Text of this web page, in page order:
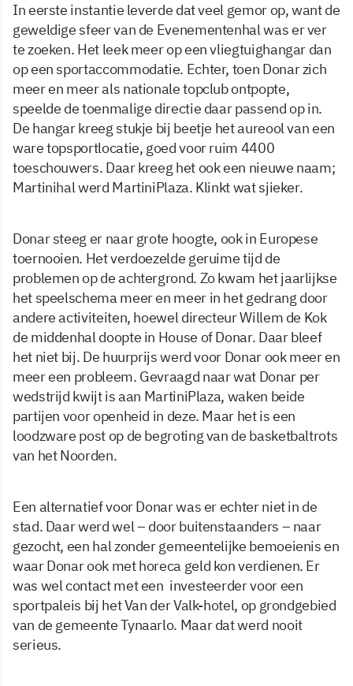
In eerste instantie leverde dat veel gemor op, want de
geweldige sfeer van de Evenementenhal was er ver
te zoeken. Het leek meer op een vliegtuighangar dan
op een sportaccommodatie. Echter, toen Donar zich
meer en meer als nationale topclub ontpopte,
speelde de toenmalige directie daar passend op in.
De hangar kreeg stukje bij beetje het aureool van een
ware topsportlocatie, goed voor ruim 4400
toeschouwers. Daar kreeg het ook een nieuwe naam;
Martinihal werd MartiniPlaza. Klinkt wat sjieker.
Donar steeg er naar grote hoogte, ook in Europese
toernooien. Het verdoezelde geruime tijd de
problemen op de achtergrond. Zo kwam het jaarlijkse
het speelschema meer en meer in het gedrang door
andere activiteiten, hoewel directeur Willem de Kok
de middenhal doopte in House of Donar. Daar bleef
het niet bij. De huurprijs werd voor Donar ook meer en
meer een probleem. Gevraagd naar wat Donar per
wedstrijd kwijt is aan MartiniPlaza, waken beide
partijen voor openheid in deze. Maar het is een
loodzware post op de begroting van de basketbaltrots
van het Noorden.
Een alternatief voor Donar was er echter niet in de
stad. Daar werd wel – door buitenstaanders – naar
gezocht, een hal zonder gemeentelijke bemoeienis en
waar Donar ook met horeca geld kon verdienen. Er
was wel contact met een investeerder voor een
sportpaleis bij het Van der Valk-hotel, op grondgebied
van de gemeente Tynaarlo. Maar dat werd nooit
serieus.